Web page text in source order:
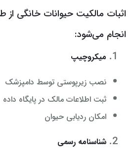
اثبات مالکیت حیوانات خانگی
انجام می‌شود:
میکروچیپ
نصب زیرپوستی توسط دامپزشک
ثبت اطلاعات مالک در پایگاه داده
امکان ردیابی حیوان
شناسنامه رسمی